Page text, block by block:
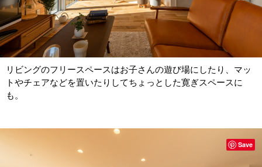
リビングのフリースペースはお子さんの遊び場にしたり、マッ
トやチェアなどを置いたりしてちょっとした寛ぎスペースに
も。
Save